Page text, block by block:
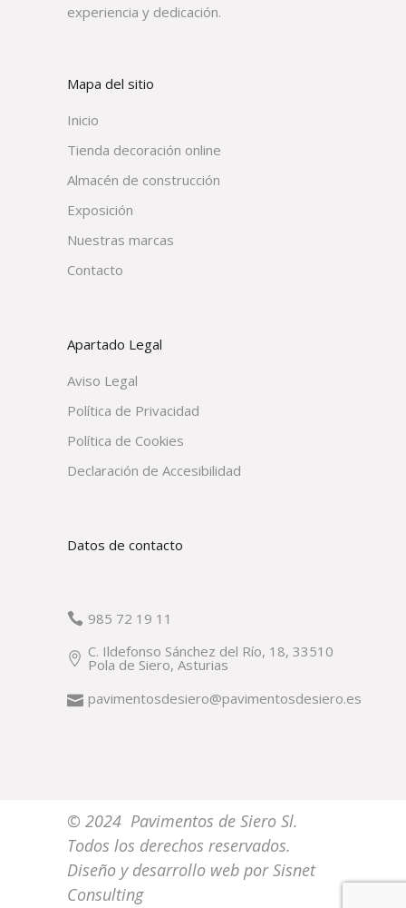
experiencia y dedicación.
Mapa del sitio
Inicio
Tienda decoración online
Almacén de construcción
Exposición
Nuestras marcas
Contacto
Apartado Legal
Aviso Legal
Política de Privacidad
Política de Cookies
Declaración de Accesibilidad
Datos de contacto
985 72 19 11
C. Ildefonso Sánchez del Río, 18, 33510
Pola de Siero, Asturias
pavimentosdesiero@pavimentosdesiero.es
© 2024 Pavimentos de Siero Sl.
Todos los derechos reservados.
Diseño y desarrollo web porSisnet
Consulting